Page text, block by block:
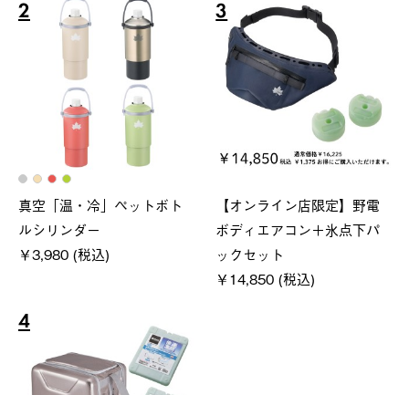
2
真空「温・冷」ペットボト
ルシリンダー
￥3,980 (税込)
3
【オンライン店限定】野電
ボディエアコン＋氷点下パ
ックセット
￥14,850 (税込)
4